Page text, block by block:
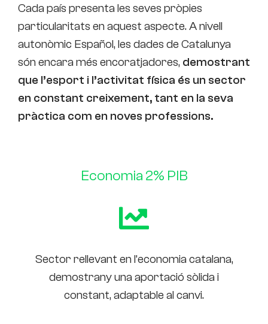
Cada país presenta les seves pròpies
particularitats en aquest aspecte. A nivell
autonòmic Español, les dades de Catalunya
són encara més encoratjadores, demostrant
que l’esport i l’activitat física és un sector
en constant creixement, tant en la seva
pràctica com en noves professions.
Economia 2% PIB
Sector rellevant en l’economia catalana,
demostrany una aportació sòlida i
constant, adaptable al canvi.